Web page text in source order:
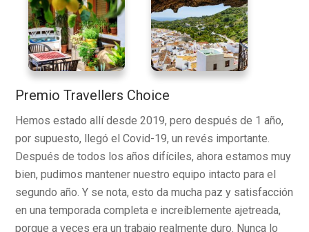
Premio Travellers Choice
Hemos estado allí desde 2019, pero después de 1 año,
por supuesto, llegó el Covid-19, un revés importante.
Después de todos los años difíciles, ahora estamos muy
bien, pudimos mantener nuestro equipo intacto para el
segundo año. Y se nota, esto da mucha paz y satisfacción
en una temporada completa e increíblemente ajetreada,
porque a veces era un trabajo realmente duro. Nunca lo